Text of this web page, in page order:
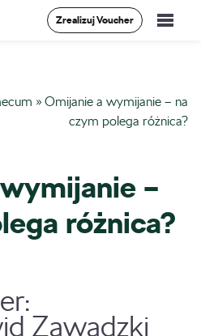
Zrealizuj Voucher
» Omijanie a wymijanie – na
czym polega różnica?
–
różnica?
Zawadzki